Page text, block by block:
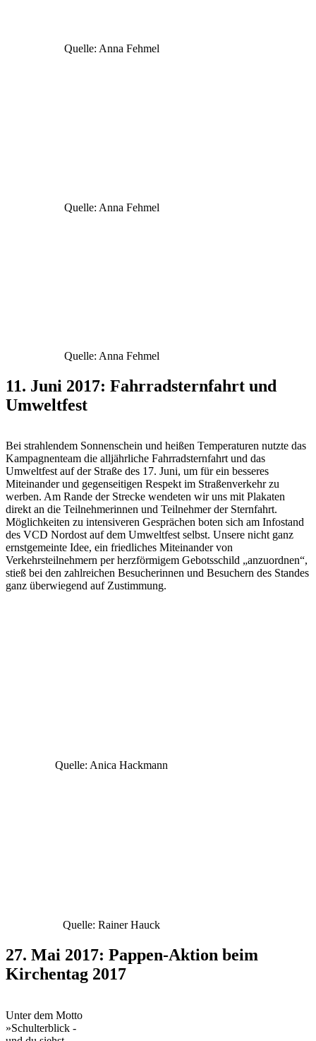
Quelle: Anna Fehmel
Quelle: Anna Fehmel
Quelle: Anna Fehmel
11. Juni 2017: Fahrradsternfahrt und
Umweltfest
Bei strahlendem Sonnenschein und heißen Temperaturen nutzte das
Kampagnenteam die alljährliche Fahrradsternfahrt und das
Umweltfest auf der Straße des 17. Juni, um für ein besseres
Miteinander und gegenseitigen Respekt im Straßenverkehr zu
werben. Am Rande der Strecke wendeten wir uns mit Plakaten
direkt an die Teilnehmerinnen und Teilnehmer der Sternfahrt.
Möglichkeiten zu intensiveren Gesprächen boten sich am Infostand
des VCD Nordost auf dem Umweltfest selbst. Unsere nicht ganz
ernstgemeinte Idee, ein friedliches Miteinander von
Verkehrsteilnehmern per herzförmigem Gebotsschild „anzuordnen“,
stieß bei den zahlreichen Besucherinnen und Besuchern des Standes
ganz überwiegend auf Zustimmung.
Quelle: Anica Hackmann
Quelle: Rainer Hauck
27. Mai 2017: Pappen-Aktion beim
Kirchentag 2017
Unter dem Motto
»Schulterblick -